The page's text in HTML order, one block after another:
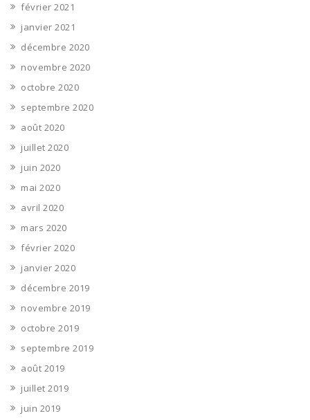
février 2021
janvier 2021
décembre 2020
novembre 2020
octobre 2020
septembre 2020
août 2020
juillet 2020
juin 2020
mai 2020
avril 2020
mars 2020
février 2020
janvier 2020
décembre 2019
novembre 2019
octobre 2019
septembre 2019
août 2019
juillet 2019
juin 2019